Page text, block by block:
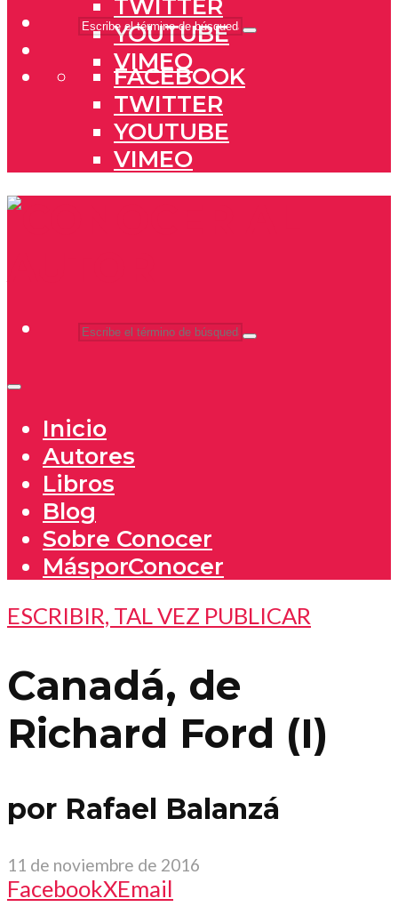
TWITTER
YOUTUBE
VIMEO
FACEBOOK
TWITTER
YOUTUBE
VIMEO
Inicio
Autores
Libros
Blog
Sobre Conocer
MásporConocer
ESCRIBIR, TAL VEZ PUBLICAR
Canadá, de
Richard Ford (I)
por Rafael Balanzá
11 de noviembre de 2016
FacebookXEmail